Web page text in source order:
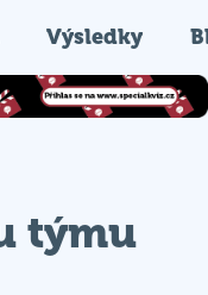
Výsledky
týmu